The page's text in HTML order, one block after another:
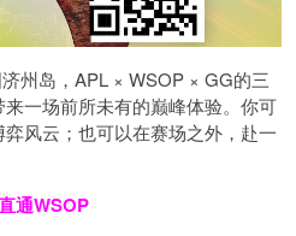
州岛，APL × WSOP × GG的三
一场前所未有的巅峰体验。 你可
风云；也可以在赛场之外，赴一
通WSOP